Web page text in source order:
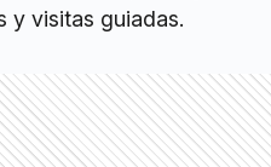
y visitas guiadas.